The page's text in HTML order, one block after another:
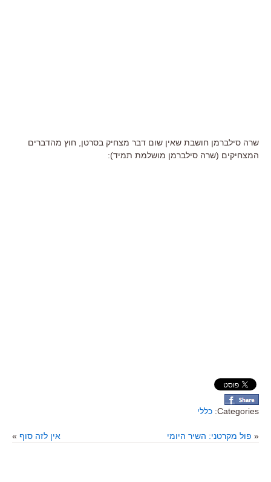
שרה סילברמן חושבת שאין שום דבר מצחיק בסרטן, חוץ מהדברים
המצחיקים (שרה סילברמן מושלמת תמיד):
Categories: כללי
« פול מקרטני: השיר היומי אין לזה סוף »